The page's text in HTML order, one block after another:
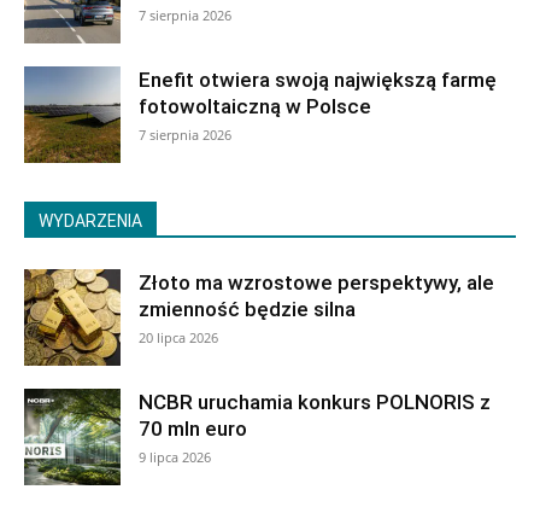
7 sierpnia 2026
Enefit otwiera swoją największą farmę
fotowoltaiczną w Polsce
7 sierpnia 2026
WYDARZENIA
Złoto ma wzrostowe perspektywy, ale
zmienność będzie silna
20 lipca 2026
NCBR uruchamia konkurs POLNORIS z
70 mln euro
9 lipca 2026